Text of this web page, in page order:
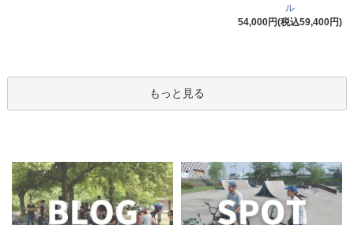
ル
54,000円(税込59,400円)
もっと見る